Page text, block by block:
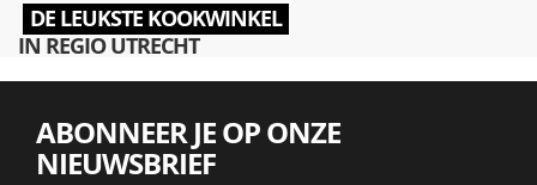
DE LEUKSTE KOOKWINKEL
IN REGIO UTRECHT
ABONNEER JE OP ONZE
NIEUWSBRIEF